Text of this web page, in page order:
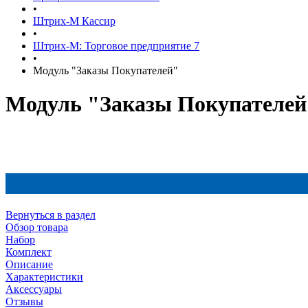
•
Штрих-М Кассир
•
Штрих-М: Торговое предприятие 7
•
Модуль "Заказы Покупателей"
Модуль "Заказы
Вернуться в раздел
Обзор товара
Набор
Комплект
Описание
Характеристики
Аксессуары
Отзывы